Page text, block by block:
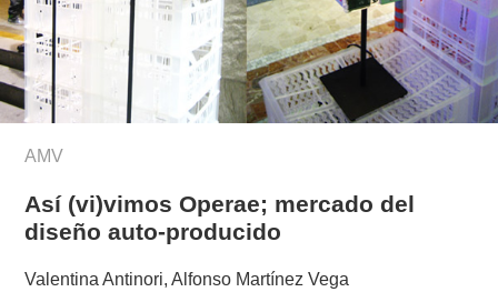
AMV
Así (vi)vimos Operae; mercado del
diseño auto-producido
Valentina Antinori, Alfonso Martínez Vega